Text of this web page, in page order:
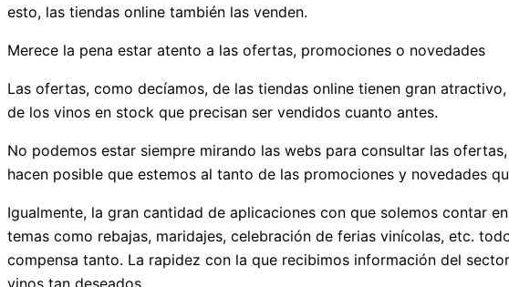
esto, las tiendas online también las venden.
Merece la pena estar atento a las ofertas, promociones o novedades
Las ofertas, como decíamos, de las tiendas online tienen gran
de los vinos en stock que precisan ser vendidos cuanto antes.
No podemos estar siempre mirando las webs para consultar las
hacen posible que estemos al tanto de las promociones y novedades
Igualmente, la gran cantidad de aplicaciones con que solemos contar
temas como rebajas, maridajes, celebración de ferias vinícolas, etc.
compensa tanto. La rapidez con la que recibimos información del